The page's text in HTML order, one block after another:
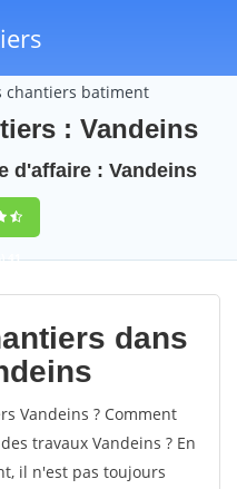
chantiers batiment
: Vandeins
d'affaire : Vandeins
41
dans
Vandeins ? Comment
travaux Vandeins ? En
il n'est pas toujours